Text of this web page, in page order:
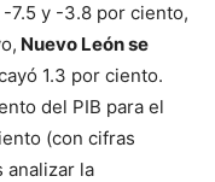
7.5 y -3.8 por ciento,
Nuevo León se
1.3 por ciento.
del PIB para el
(con cifras
analizar la